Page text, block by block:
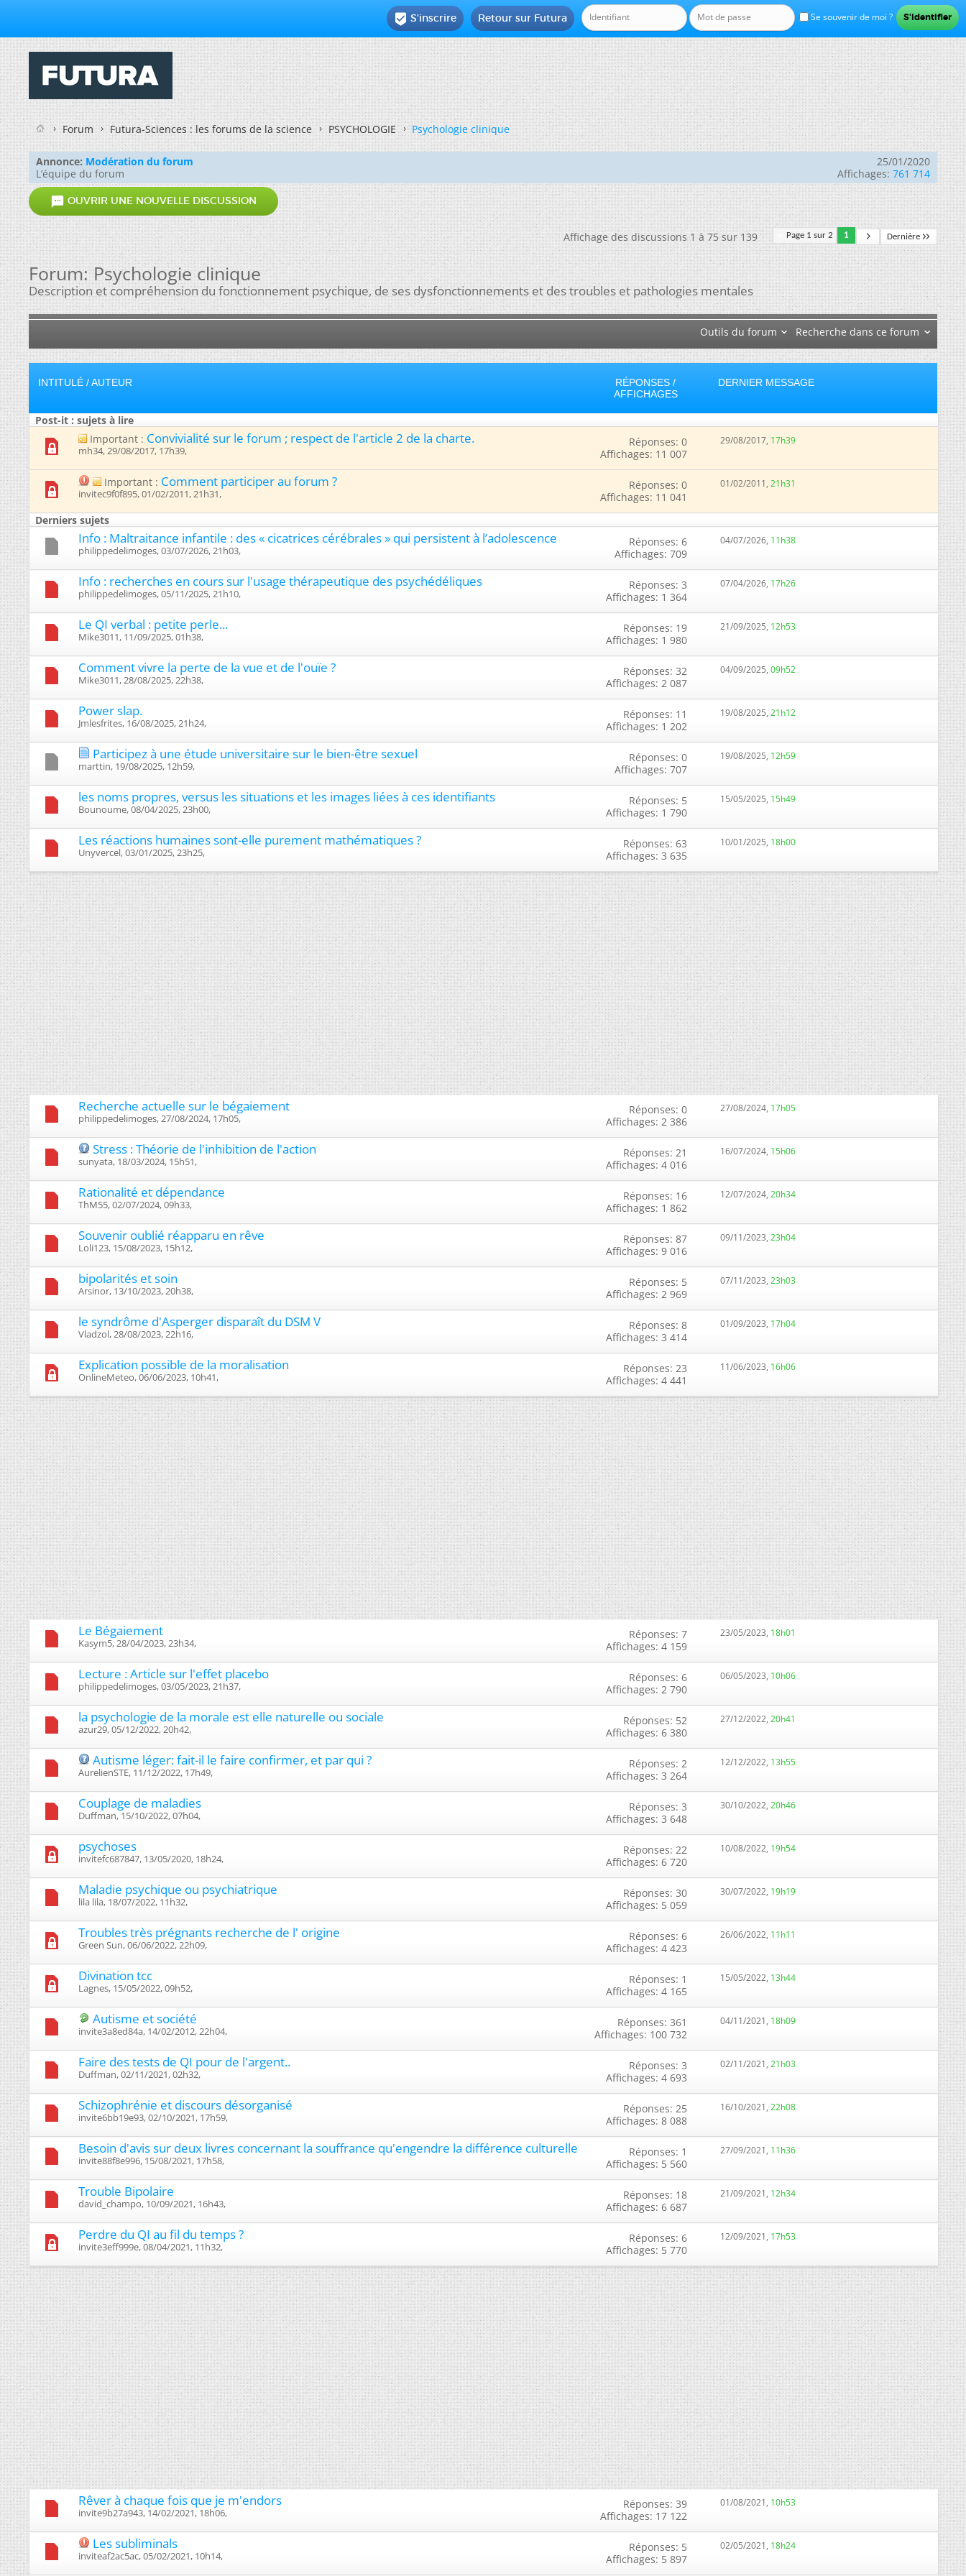
Se souvenir de moi ?
Retour sur Futura
 S'inscrire
Forum Futura-Sciences : les forums de la science PSYCHOLOGIE Psychologie clinique
Annonce: Modération du forum
L’équipe du forum
25/01/2020
Affichages: 761 714
 OUVRIR UNE NOUVELLE DISCUSSION
Page 1 sur 2 1 Dernière
Affichage des discussions 1 à 75 sur 139
Forum:Psychologie clinique
Description et compréhension du fonctionnement psychique, de ses dysfonctionnements et des troubles et pathologies mentales
Outils du forum Recherche dans ce forum
INTITULÉ /AUTEUR
RÉPONSES /
AFFICHAGES
DERNIER MESSAGE
Post-it : sujets à lire
Important : Convivialité sur le forum ; respect de l'article 2 de la charte.
mh34, 29/08/2017, 17h39, ‎
Réponses: 0
Affichages: 11 007
29/08/2017, 17h39
Important : Comment participer au forum ?
invitec9f0f895, 01/02/2011, 21h31, ‎
Réponses: 0
Affichages: 11 041
01/02/2011, 21h31
Derniers sujets
Info : Maltraitance infantile : des « cicatrices cérébrales » qui persistent à l’adolescence
philippedelimoges, 03/07/2026, 21h03, ‎
Réponses: 6
Affichages: 709
04/07/2026, 11h38
Info : recherches en cours sur l'usage thérapeutique des psychédéliques
philippedelimoges, 05/11/2025, 21h10, ‎
Réponses: 3
Affichages: 1 364
07/04/2026, 17h26
Le QI verbal : petite perle...
Mike3011, 11/09/2025, 01h38, ‎
Réponses: 19
Affichages: 1 980
21/09/2025, 12h53
Comment vivre la perte de la vue et de l'ouïe ?
Mike3011, 28/08/2025, 22h38, ‎
Réponses: 32
Affichages: 2 087
04/09/2025, 09h52
Power slap.
Jmlesfrites, 16/08/2025, 21h24, ‎
Réponses: 11
Affichages: 1 202
19/08/2025, 21h12
Participez à une étude universitaire sur le bien-être sexuel
marttin, 19/08/2025, 12h59, ‎
Réponses: 0
Affichages: 707
19/08/2025, 12h59
les noms propres, versus les situations et les images liées à ces identifiants
Bounoume, 08/04/2025, 23h00, ‎
Réponses: 5
Affichages: 1 790
15/05/2025, 15h49
Les réactions humaines sont-elle purement mathématiques ?
Unyvercel, 03/01/2025, 23h25, ‎
Réponses: 63
Affichages: 3 635
10/01/2025, 18h00
Recherche actuelle sur le bégaiement
philippedelimoges, 27/08/2024, 17h05, ‎
Réponses: 0
Affichages: 2 386
27/08/2024, 17h05
Stress : Théorie de l'inhibition de l'action
sunyata, 18/03/2024, 15h51, ‎
Réponses: 21
Affichages: 4 016
16/07/2024, 15h06
Rationalité et dépendance
ThM55, 02/07/2024, 09h33, ‎
Réponses: 16
Affichages: 1 862
12/07/2024, 20h34
Souvenir oublié réapparu en rêve
Loli123, 15/08/2023, 15h12, ‎
Réponses: 87
Affichages: 9 016
09/11/2023, 23h04
bipolarités et soin
Arsinor, 13/10/2023, 20h38, ‎
Réponses: 5
Affichages: 2 969
07/11/2023, 23h03
le syndrôme d'Asperger disparaît du DSM V
Vladzol, 28/08/2023, 22h16, ‎
Réponses: 8
Affichages: 3 414
01/09/2023, 17h04
Explication possible de la moralisation
OnlineMeteo, 06/06/2023, 10h41, ‎
Réponses: 23
Affichages: 4 441
11/06/2023, 16h06
Le Bégaiement
Kasym5, 28/04/2023, 23h34, ‎
Réponses: 7
Affichages: 4 159
23/05/2023, 18h01
Lecture : Article sur l'effet placebo
philippedelimoges, 03/05/2023, 21h37, ‎
Réponses: 6
Affichages: 2 790
06/05/2023, 10h06
la psychologie de la morale est elle naturelle ou sociale
azur29, 05/12/2022, 20h42, ‎
Réponses: 52
Affichages: 6 380
27/12/2022, 20h41
Autisme léger: fait-il le faire confirmer, et par qui ?
AurelienSTE, 11/12/2022, 17h49, ‎
Réponses: 2
Affichages: 3 264
12/12/2022, 13h55
Couplage de maladies
Duffman, 15/10/2022, 07h04, ‎
Réponses: 3
Affichages: 3 648
30/10/2022, 20h46
psychoses
invitefc687847, 13/05/2020, 18h24, ‎
Réponses: 22
Affichages: 6 720
10/08/2022, 19h54
Maladie psychique ou psychiatrique
lila lila, 18/07/2022, 11h32, ‎
Réponses: 30
Affichages: 5 059
30/07/2022, 19h19
Troubles très prégnants recherche de l' origine
Green Sun, 06/06/2022, 22h09, ‎
Réponses: 6
Affichages: 4 423
26/06/2022, 11h11
Divination tcc
Lagnes, 15/05/2022, 09h52, ‎
Réponses: 1
Affichages: 4 165
15/05/2022, 13h44
Autisme et société
invite3a8ed84a, 14/02/2012, 22h04, ‎
Réponses: 361
Affichages: 100 732
04/11/2021, 18h09
Faire des tests de QI pour de l'argent..
Duffman, 02/11/2021, 02h32, ‎
Réponses: 3
Affichages: 4 693
02/11/2021, 21h03
Schizophrénie et discours désorganisé
invite6bb19e93, 02/10/2021, 17h59, ‎
Réponses: 25
Affichages: 8 088
16/10/2021, 22h08
Besoin d'avis sur deux livres concernant la souffrance qu'engendre la différence culturelle
invite88f8e996, 15/08/2021, 17h58, ‎
Réponses: 1
Affichages: 5 560
27/09/2021, 11h36
Trouble Bipolaire
david_champo, 10/09/2021, 16h43, ‎
Réponses: 18
Affichages: 6 687
21/09/2021, 12h34
Perdre du QI au fil du temps ?
invite3eff999e, 08/04/2021, 11h32, ‎
Réponses: 6
Affichages: 5 770
12/09/2021, 17h53
Rêver à chaque fois que je m'endors
invite9b27a943, 14/02/2021, 18h06, ‎
Réponses: 39
Affichages: 17 122
01/08/2021, 10h53
Les subliminals
inviteaf2ac5ac, 05/02/2021, 10h14, ‎
Réponses: 5
Affichages: 5 897
02/05/2021, 18h24